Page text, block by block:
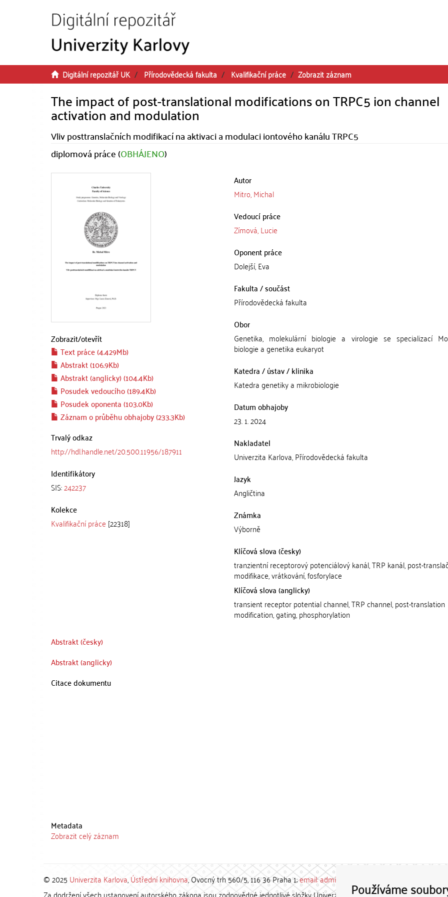
Používáme
Digitální repozitář UK Přírodovědecká fakulta Kvalifikační práce Zobrazit záznam
The impact of post-translational modifications on TRPC5 ion channel
activation and modulation
Vliv posttranslačních modifikací na aktivaci a modulaci iontového kanálu TRPC5
diplomová práce (OBHÁJENO)
Zobrazit/otevřít
Text práce (4.429Mb)
Abstrakt (106.9Kb)
Abstrakt (anglicky) (104.4Kb)
Posudek vedoucího (189.4Kb)
Posudek oponenta (103.0Kb)
Záznam o průběhu obhajoby (233.3Kb)
Trvalý odkaz
http://hdl.handle.net/20.500.11956/187911
Identifikátory
SIS:242237
Kolekce
Kvalifikační práce [22318]
Autor
Mitro, Michal
Vedoucí práce
Zímová, Lucie
Oponent práce
Dolejší, Eva
Fakulta / součást
Přírodovědecká fakulta
Obor
Genetika, molekulární biologie a virologie se specializací
biologie a genetika eukaryot
Katedra / ústav / klinika
Katedra genetiky a mikrobiologie
Datum obhajoby
23. 1. 2024
Nakladatel
Univerzita Karlova, Přírodovědecká fakulta
Jazyk
Angličtina
Známka
Výborně
Klíčová slova (česky)
tranzientní receptorový potenciálový kanál, TRP kanál, post-
modifikace, vrátkování, fosforylace
Klíčová slova (anglicky)
transient receptor potential channel, TRP channel, post-translation
modification, gating, phosphorylation
Abstrakt (česky)
Abstrakt (anglicky)
Citace dokumentu
Metadata
Zobrazit celý záznam
© 2025 Univerzita Karlova,Ústřední knihovna, Ovocný trh 560/5, 116 36 Praha 1;email: admin-repozitar [at] cuni.cz